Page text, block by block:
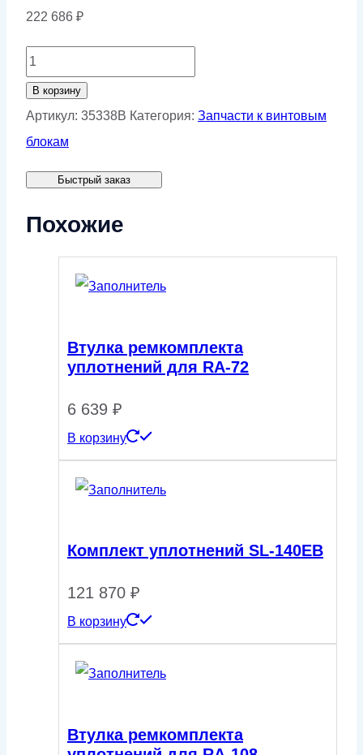
222 686 ₽
Количество
товара
Ремкомплект
подшипников
RA-
780
В корзину
Артикул: 35338B Категория: Запчасти к винтовым
блокам
Быстрый заказ
Похожие
Втулка ремкомплекта
уплотнений для RA-72
6 639 ₽
В корзину
Комплект уплотнений SL-140ЕВ
121 870 ₽
В корзину
Втулка ремкомплекта